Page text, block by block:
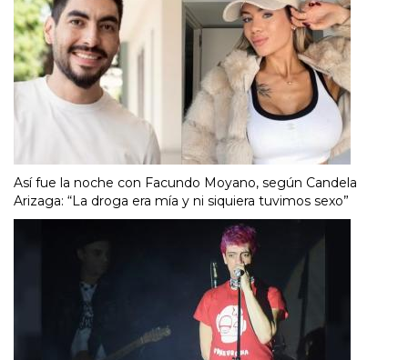
Así fue la noche con Facundo Moyano, según Candela
Arizaga: “La droga era mía y ni siquiera tuvimos sexo”